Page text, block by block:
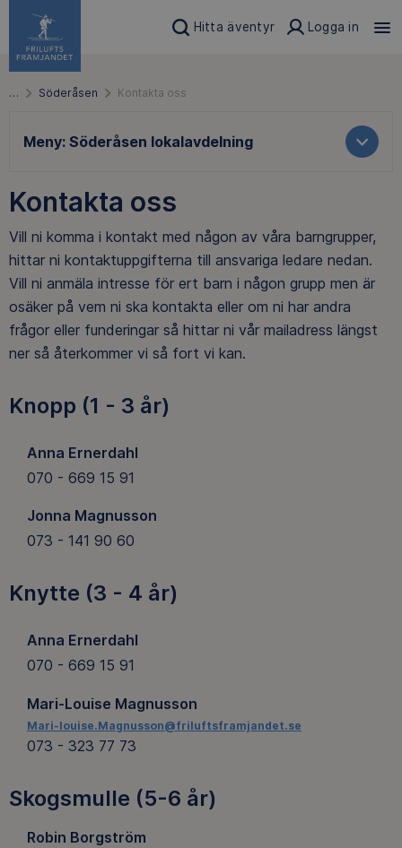
Hitta äventyr Logga in
… Söderåsen Kontakta oss
Meny: Söderåsen lokalavdelning
Kontakta oss
Vill ni komma i kontakt med någon av våra barngrupper,
hittar ni kontaktuppgifterna till ansvariga ledare nedan.
Vill ni anmäla intresse för ert barn i någon grupp men är
osäker på vem ni ska kontakta eller om ni har andra
frågor eller funderingar så hittar ni vår mailadress längst
ner så återkommer vi så fort vi kan.
Knopp (1 - 3 år)
Anna Ernerdahl
070 - 669 15 91
Jonna Magnusson
073 - 141 90 60
Knytte (3 - 4 år)
Anna Ernerdahl
070 - 669 15 91
Mari-Louise Magnusson
Mari-louise.Magnusson@friluftsframjandet.se
073 - 323 77 73
Skogsmulle (5-6 år)
Robin Borgström